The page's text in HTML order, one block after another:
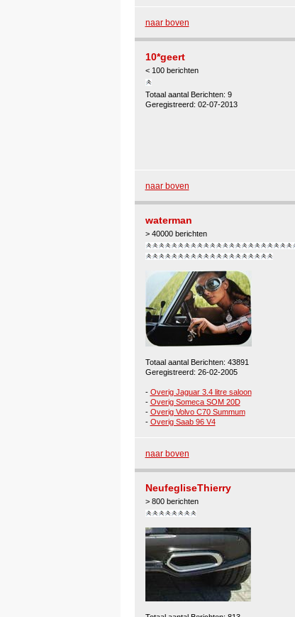
naar boven
10*geert
< 100 berichten
Totaal aantal Berichten: 9
Geregistreerd: 02-07-2013
naar boven
waterman
> 40000 berichten
Totaal aantal Berichten: 43891
Geregistreerd: 26-02-2005
- Overig Jaguar 3.4 litre saloon
- Overig Someca SOM 20D
- Overig Volvo C70 Summum
- Overig Saab 96 V4
naar boven
NeufegliseThierry
> 800 berichten